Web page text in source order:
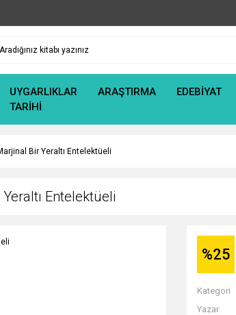
UYGARLIKLAR
TARİHİ
ARAŞTIRMA EDEBİYAT
Bir Yeraltı Entelektüeli
Entelektüeli
%25
Kategori
Yazar